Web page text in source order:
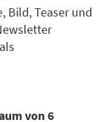
Bild, Teaser und
von 6